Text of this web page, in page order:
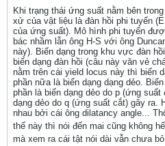
Khi trạng thái ứng suất nằm bên
xử của vật liệu là đàn hồi phi tuyến
của ứng suất). Mô hình phi tuyến
bác nhầm lẫn ông H-S với ông
này). Biến dạng trong khu vực đàn
biến dạng đàn hồi (câu này văn vẻ
nằm trên cái yield locus này thì biến
phần nữa là biến dạng dạng dẻo.
phần là biến dạng dẻo do p (ứng
dạng dẻo do q (ứng suất cắt) gây ra.
nhau bởi cái ông dilatancy angle...
thế này thì nói đến mai cũng không
mà xem ra cái tật nói dài vẫn chưa